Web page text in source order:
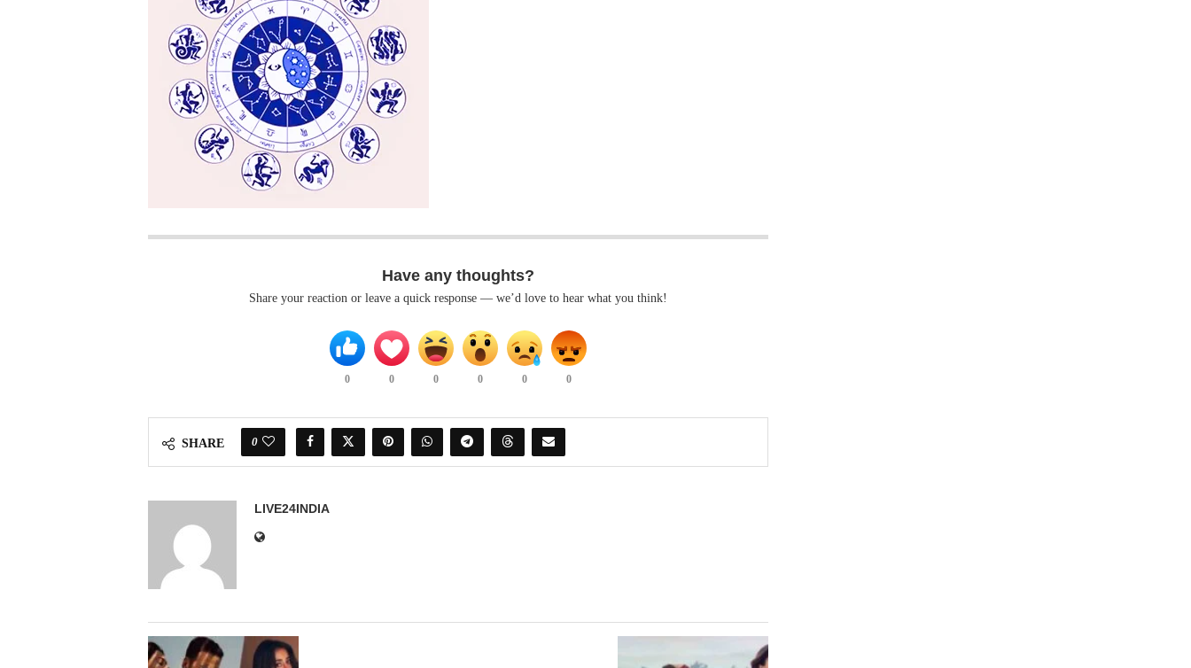
Have any thoughts?
Share your reaction or leave a quick response — we’d love to hear what you think!
0 0 0 0 0 0
SHARE 0
LIVE24INDIA